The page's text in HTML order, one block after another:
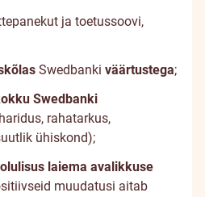
ja toetussoovi,
Swedbanki väärtustega;
Swedbanki
rahatarkus,
ühiskond);
olulisus laiema avalikkuse
muudatusi aitab